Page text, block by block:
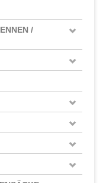
/